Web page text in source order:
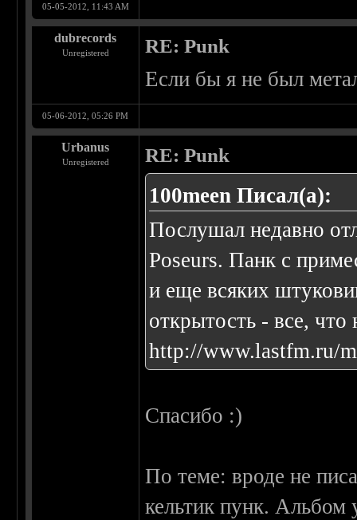
05-05-2012, 11:43 AM
dubrecords
Unregistered RE: Punk
Если бы я не был
05-06-2012, 05:26 PM
Urbanus
Unregistered RE: Punk
100meen Писал(а):
Послушал недавно
Poseurs. Панк с
и еще всяких
открытость - все,
http://www.lastfm.ru/
Спасибо :)
По теме: вроде не
кельтик пунк.